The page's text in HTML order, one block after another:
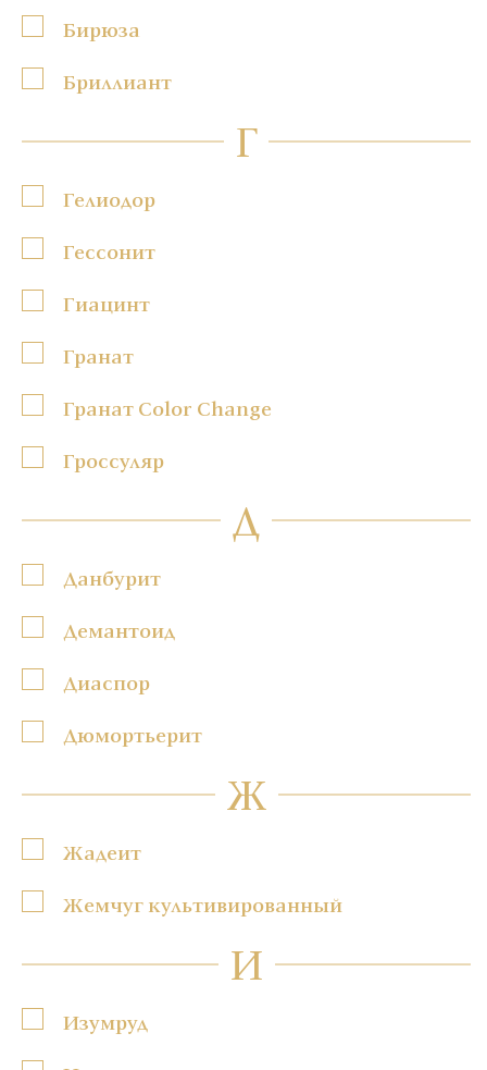
Бирюза
Бриллиант
Г
Гелиодор
Гессонит
Гиацинт
Гранат
Гранат Color Change
Гроссуляр
Д
Данбурит
Демантоид
Диаспор
Дюмортьерит
Ж
Жадеит
Жемчуг культивированный
И
Изумруд